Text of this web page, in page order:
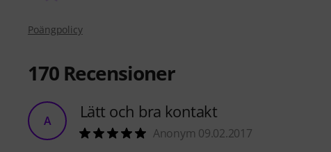
Poängpolicy
170 Recensioner
A Lätt och bra kontakt
Anonym 09.02.2017